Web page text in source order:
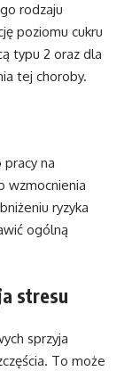
rodzaju
poziomu cukru
typu 2 oraz dla
tej choroby.
pracy na
wzmocnienia
ryzyka
ogólną
stresu
sprzyja
To może